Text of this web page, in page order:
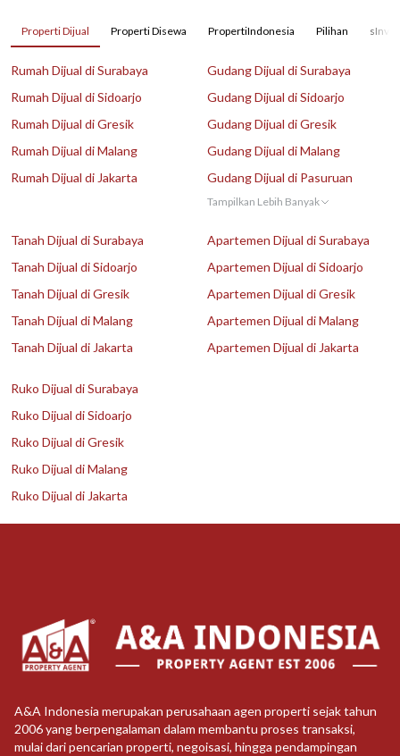
Properti Dijual Properti Disewa PropertiIndonesia Pilihan
Rumah Dijual di Surabaya
Rumah Dijual di Sidoarjo
Rumah Dijual di Gresik
Rumah Dijual di Malang
Rumah Dijual di Jakarta
Gudang Dijual di Surabaya
Gudang Dijual di Sidoarjo
Gudang Dijual di Gresik
Gudang Dijual di Malang
Gudang Dijual di Pasuruan
Tampilkan Lebih Banyak
Tanah Dijual di Surabaya
Tanah Dijual di Sidoarjo
Tanah Dijual di Gresik
Tanah Dijual di Malang
Tanah Dijual di Jakarta
Apartemen Dijual di Surabaya
Apartemen Dijual di Sidoarjo
Apartemen Dijual di Gresik
Apartemen Dijual di Malang
Apartemen Dijual di Jakarta
Ruko Dijual di Surabaya
Ruko Dijual di Sidoarjo
Ruko Dijual di Gresik
Ruko Dijual di Malang
Ruko Dijual di Jakarta
A&A Indonesia merupakan perusahaan agen properti sejak tahun
2006 yang berpengalaman dalam membantu proses transaksi,
mulai dari pencarian properti, negoisasi, hingga pendampingan